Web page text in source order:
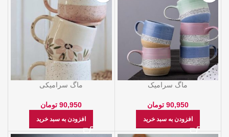
ماگ سرامیک
90,950 تومان
افزودن به سبد خرید
ماگ سرامیکی
90,950 تومان
افزودن به سبد خرید